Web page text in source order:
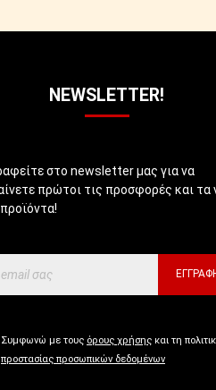
NEWSLETTER!
στο newsletter μας για να
πρώτοι τις προσφορές και τα
Συμφωνώ με τους όρους χρήσης και τη
προστασίας προσωπικών δεδομένων